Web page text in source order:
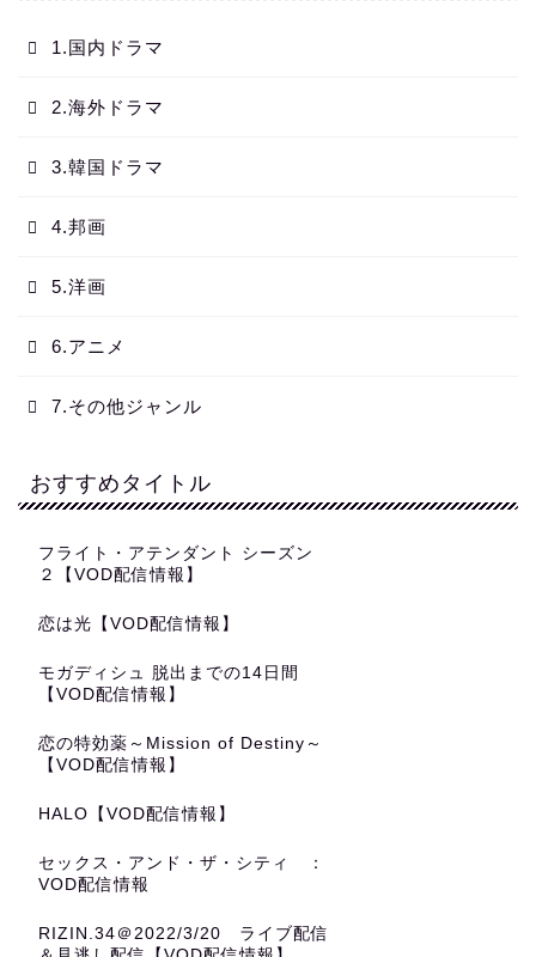
1.国内ドラマ
2.海外ドラマ
3.韓国ドラマ
4.邦画
5.洋画
6.アニメ
7.その他ジャンル
おすすめタイトル
フライト・アテンダント シーズン
２【VOD配信情報】
恋は光【VOD配信情報】
モガディシュ 脱出までの14日間
【VOD配信情報】
恋の特効薬～Mission of Destiny～
【VOD配信情報】
HALO【VOD配信情報】
セックス・アンド・ザ・シティ ：
VOD配信情報
RIZIN.34＠2022/3/20 ライブ配信